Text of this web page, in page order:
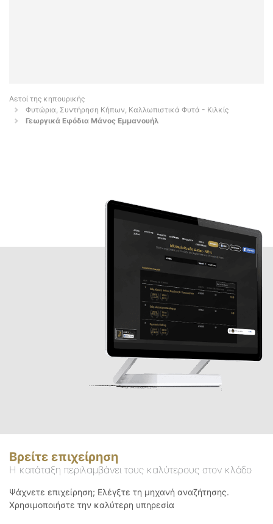
Αετοί της κηπουρικής
Φυτώρια, Συντήρηση Κήπων, Καλλωπιστικά Φυτά - Κιλκίς
Γεωργικά Εφόδια Μάνος Εμμανουήλ
Βρείτε επιχείρηση
Η κατάταξη περιλαμβάνει τους καλύτερους στον κλάδο
Ψάχνετε επιχείρηση; Ελέγξτε τη μηχανή αναζήτησης.
Χρησιμοποιήστε την καλύτερη υπηρεσία